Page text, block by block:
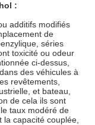
:
additifs modifiés
de
séries
toxicité ou odeur
ci-dessus,
des véhicules à
revêtements,
et bateau,
de cela ils sont
taux modéré de
capacité couplée,